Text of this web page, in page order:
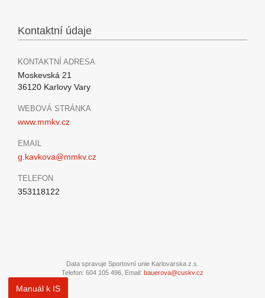
Kontaktní údaje
KONTAKTNÍ ADRESA
Moskevská 21
36120 Karlovy Vary
WEBOVÁ STRÁNKA
www.mmkv.cz
EMAIL
g.kavkova@mmkv.cz
TELEFON
353118122
Data spravuje Sportovní unie Karlovarska z.s.
Telefon: 604 105 496, Email: bauerova@cuskv.cz
Manuál k IS